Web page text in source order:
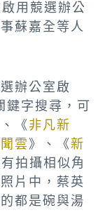
用競選辦公
蘇嘉全等人
辦公室啟
鍵字搜尋，可
《非凡新
雲》、《新
拍攝相似角
片中，蔡英
都是碗與湯